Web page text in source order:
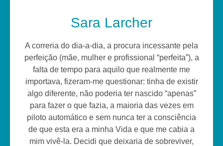
Sara Larcher
A correria do dia-a-dia, a procura incessante pela
perfeição (mãe, mulher e profissional “perfeita”), a
falta de tempo para aquilo que realmente me
importava, fizeram-me questionar: tinha de existir
algo diferente, não poderia ter nascido “apenas”
para fazer o que fazia, a maioria das vezes em
piloto automático e sem nunca ter a consciência
de que esta era a minha Vida e que me cabia a
mim vivê-la. Decidi que deixaria de sobreviver,